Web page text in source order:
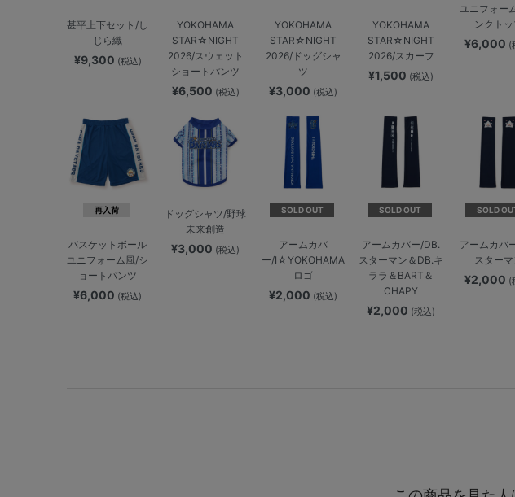
甚平上下セット/し
じら織
¥9,300 (税込)
YOKOHAMA
STAR☆NIGHT
2026/スウェット
ショートパンツ
¥6,500 (税込)
YOKOHAMA
STAR☆NIGHT
2026/ドッグシャ
ツ
¥3,000 (税込)
YOKOHAMA
STAR☆NIGHT
2026/スカーフ
¥1,500 (税込)
ユニフォー
ンクト
¥6,000 (
再入荷
バスケットボール
ユニフォーム風/シ
ョートパンツ
¥6,000 (税込)
ドッグシャツ/野球
未来創造
¥3,000 (税込)
SOLD OUT
アームカバ
ー/I☆YOKOHAMA
ロゴ
¥2,000 (税込)
SOLD OUT
アームカバー/DB.
スターマン＆DB.キ
ララ＆BART＆
CHAPY
¥2,000 (税込)
SOLD
アームカバ
スターマ
¥2,000 (